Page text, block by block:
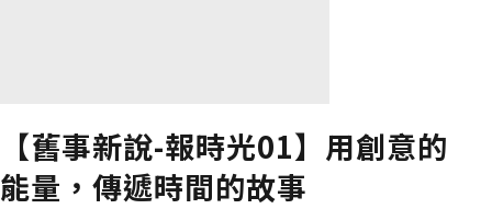
【舊事新說-報時光01】用創意的
能量，傳遞時間的故事